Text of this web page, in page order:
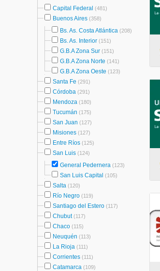
Capital Federal (481)
Buenos Aires (358)
Bs. As. Costa Atlántica (208)
Bs. As. Interior (151)
G.B.A Zona Sur (151)
G.B.A Zona Norte (141)
G.B.A Zona Oeste (123)
Santa Fe (291)
Córdoba (291)
Mendoza (180)
Tucumán (175)
San Juan (127)
Misiones (127)
Entre Ríos (125)
San Luis (124)
General Pedernera (123)
San Luis Capital (105)
Salta (120)
Río Negro (119)
Santiago del Estero (117)
Chubut(117)
Chaco (115)
Neuquén (113)
La Rioja (111)
Corrientes (111)
Catamarca (109)